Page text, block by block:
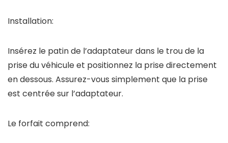
Installation:
Insérez le patin de l’adaptateur dans le trou de la
prise du véhicule et positionnez la prise directement
en dessous. Assurez-vous simplement que la prise
est centrée sur l’adaptateur.
Le forfait comprend: